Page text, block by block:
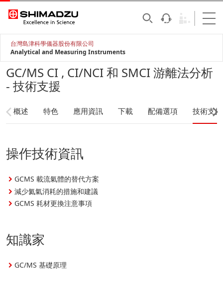
台灣島津科學儀器股份有限公司
Analytical and Measuring Instruments
GC/MS CI , CI/NCI 和 SMCI 游離法分析
- 技術支援
概述 特色 應用資訊 下載 配備選項 技術支援
操作技術資訊
GCMS 載流氣體的替代方案
減少氦氣消耗的措施和建議
GCMS 耗材更換注意事項
知識家
GC/MS 基礎原理